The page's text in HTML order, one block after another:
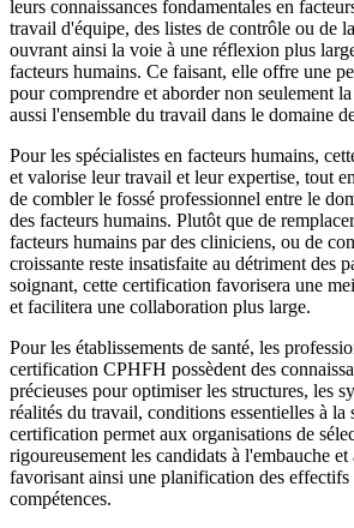
leurs connaissances fondamentales en
travail d'équipe, des listes de contrôle ou de
ouvrant ainsi la voie à une réflexion plus
facteurs humains. Ce faisant, elle offre une
pour comprendre et aborder non seulement
aussi l'ensemble du travail dans le domaine
Pour les spécialistes en facteurs humains,
et valorise leur travail et leur expertise, tout
de combler le fossé professionnel entre le
des facteurs humains. Plutôt que de
facteurs humains par des cliniciens, ou de
croissante reste insatisfaite au détriment des
soignant, cette certification favorisera une
et facilitera une collaboration plus large.
Pour les établissements de santé, les
certification CPHFH possèdent des
précieuses pour optimiser les structures, les
réalités du travail, conditions essentielles à la
certification permet aux organisations de
rigoureusement les candidats à l'embauche
favorisant ainsi une planification des effectifs
compétences.